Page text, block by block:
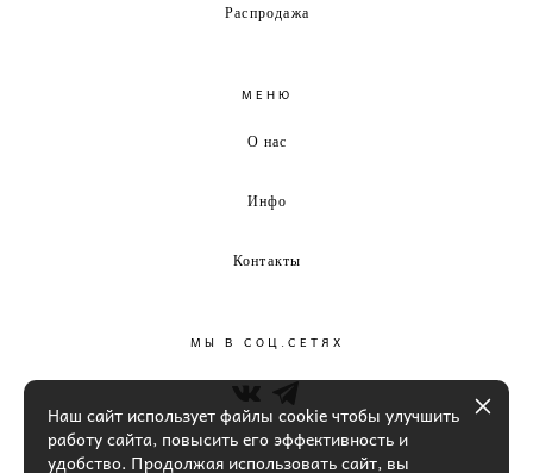
Распродажа
МЕНЮ
О нас
Инфо
Контакты
МЫ В СОЦ.СЕТЯХ
Наш сайт использует файлы cookie чтобы улучшить
работу сайта, повысить его эффективность и
удобство. Продолжая использовать сайт, вы